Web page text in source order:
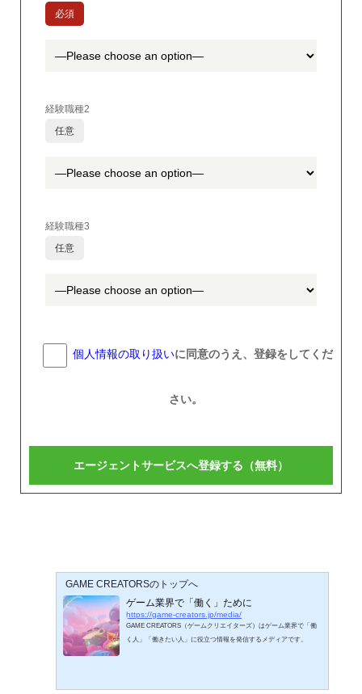
必須
経験職種2
任意
経験職種3
任意
個人情報の取り扱いに同意のうえ、登録をしてくだ
さい。
GAME CREATORSのトップへ
ゲーム業界で「働く」ために
https://game-creators.jp/media/
GAME CREATORS（ゲームクリエイターズ）はゲーム業界で「働
く人」「働きたい人」に役立つ情報を発信するメディアです。